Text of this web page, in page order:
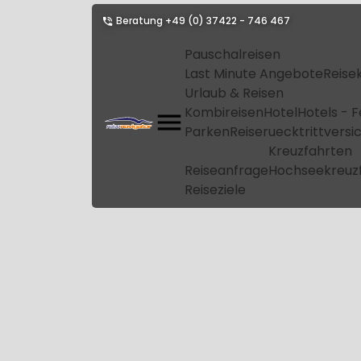
Beratung +49 (0) 37422 - 746 467
Pauschalreisen
Last Minute Angebote
Urlaub & Reisen
KombireisenHotelHotels -
Parken
Reiseanfrage
Kreuzfahrten
Reiseziele